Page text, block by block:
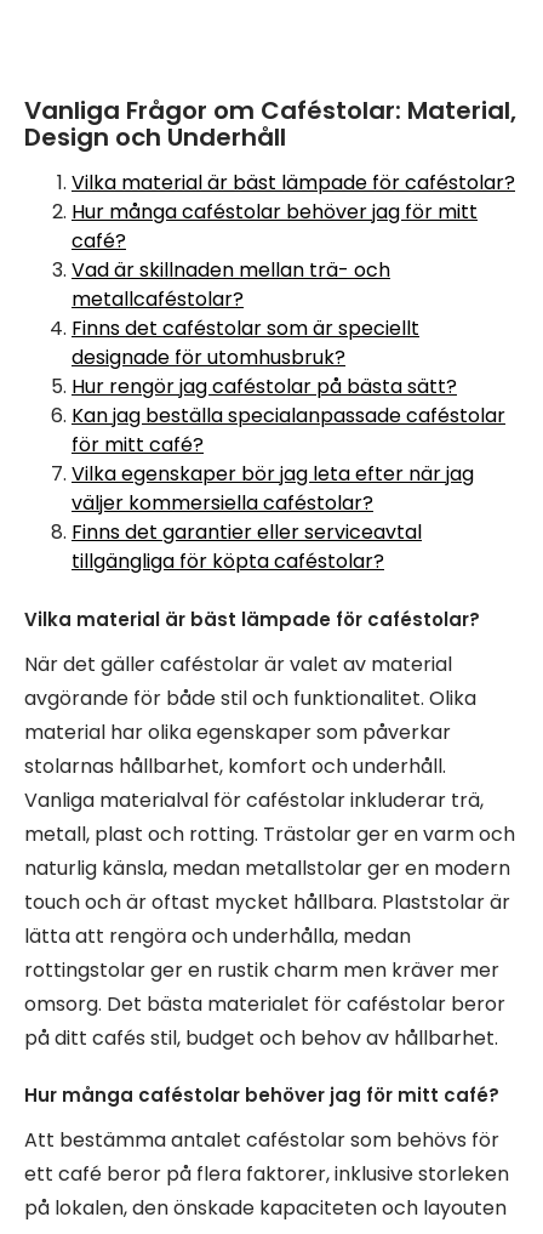
Vanliga Frågor om Caféstolar: Material,
Design och Underhåll
Vilka material är bäst lämpade för caféstolar?
Hur många caféstolar behöver jag för mitt
café?
Vad är skillnaden mellan trä- och
metallcaféstolar?
Finns det caféstolar som är speciellt
designade för utomhusbruk?
Hur rengör jag caféstolar på bästa sätt?
Kan jag beställa specialanpassade caféstolar
för mitt café?
Vilka egenskaper bör jag leta efter när jag
väljer kommersiella caféstolar?
Finns det garantier eller serviceavtal
tillgängliga för köpta caféstolar?
Vilka material är bäst lämpade för caféstolar?
När det gäller caféstolar är valet av material
avgörande för både stil och funktionalitet. Olika
material har olika egenskaper som påverkar
stolarnas hållbarhet, komfort och underhåll.
Vanliga materialval för caféstolar inkluderar trä,
metall, plast och rotting. Trästolar ger en varm och
naturlig känsla, medan metallstolar ger en modern
touch och är oftast mycket hållbara. Plaststolar är
lätta att rengöra och underhålla, medan
rottingstolar ger en rustik charm men kräver mer
omsorg. Det bästa materialet för caféstolar beror
på ditt cafés stil, budget och behov av hållbarhet.
Hur många caféstolar behöver jag för mitt café?
Att bestämma antalet caféstolar som behövs för
ett café beror på flera faktorer, inklusive storleken
på lokalen, den önskade kapaciteten och layouten